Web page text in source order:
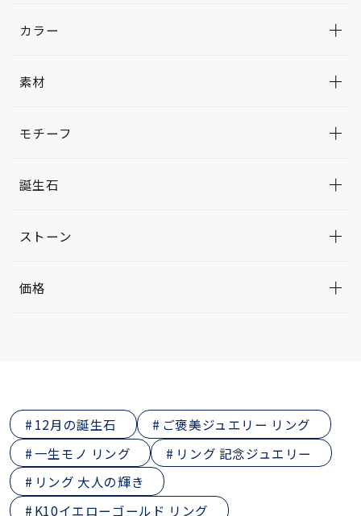
カラー
素材
モチーフ
誕生石
ストーン
価格
12月の誕生石
ご褒美ジュエリー リング
一生モノ リング
リング 記念ジュエリー
リング 大人の輝き
K10イエローゴールド リング